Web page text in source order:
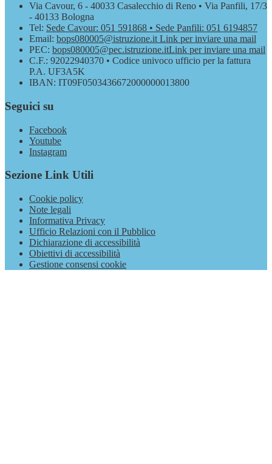
Via Cavour, 6 - 40033 Casalecchio di Reno • Via Panfili, 17/3
- 40133 Bologna
Tel: Sede Cavour: 051 591868 • Sede Panfili: 051 6194857
Email: bops080005@istruzione.it Link per inviare una mail
PEC: bops080005@pec.istruzione.itLink per inviare una mail
C.F.: 92022940370 • Codice univoco ufficio per la fattura
P.A. UF3A5K
IBAN: IT09F0503436672000000013800
Seguici su
Facebook
Youtube
Instagram
Sezione Link Utili
Cookie policy
Note legali
Informativa Privacy
Ufficio Relazioni con il Pubblico
Dichiarazione di accessibilità
Obiettivi di accessibilità
Gestione consensi cookie